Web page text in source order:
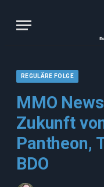
REGULÄRE FOLGE
MMO
Zukunft
Pantheon,
BDO